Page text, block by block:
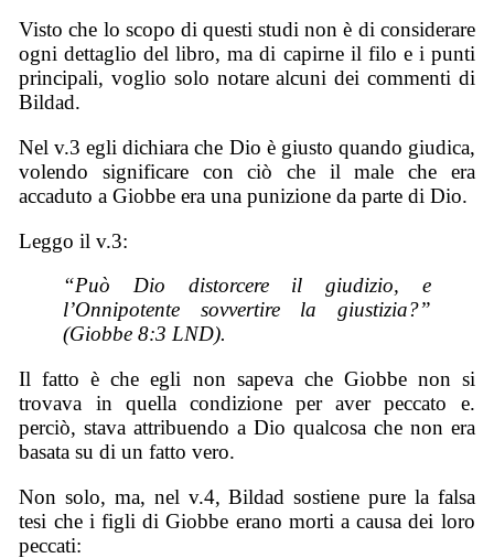
Visto che lo scopo di questi studi non è di considerare
ogni dettaglio del libro, ma di capirne il filo e i punti
principali, voglio solo notare alcuni dei commenti di
Bildad.
Nel v.3 egli dichiara che Dio è giusto quando giudica,
volendo significare con ciò che il male che era
accaduto a Giobbe era una punizione da parte di Dio.
Leggo il v.3:
“Può Dio distorcere il giudizio, e
l’Onnipotente sovvertire la giustizia?”
(Giobbe 8:3 LND).
Il fatto è che egli non sapeva che Giobbe non si
trovava in quella condizione per aver peccato e.
perciò, stava attribuendo a Dio qualcosa che non era
basata su di un fatto vero.
Non solo, ma, nel v.4, Bildad sostiene pure la falsa
tesi che i figli di Giobbe erano morti a causa dei loro
peccati: